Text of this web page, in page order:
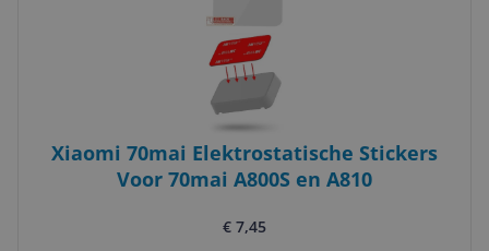
Xiaomi 70mai Elektrostatische Stickers
Voor 70mai A800S en A810
€ 7,45